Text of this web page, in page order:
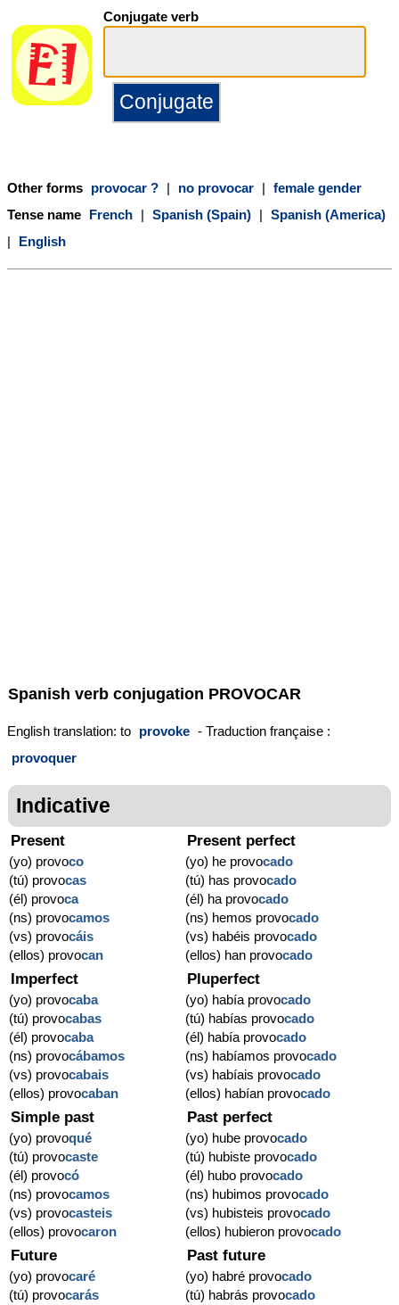
Conjugate verb
Other forms provocar ? | no provocar | female gender
Tense name French | Spanish (Spain) | Spanish (America)
|
English
Spanish verb conjugation PROVOCAR
English translation: to provoke - Traduction française :
provoquer
Indicative
Present
(yo) provoco
(tú) provocas
(él) provoca
(ns) provocamos
(vs) provocáis
(ellos) provocan
Present perfect
(yo) he provocado
(tú) has provocado
(él) ha provocado
(ns) hemos provocado
(vs) habéis provocado
(ellos) han provocado
Imperfect
(yo) provocaba
(tú) provocabas
(él) provocaba
(ns) provocábamos
(vs) provocabais
(ellos) provocaban
Pluperfect
(yo) había provocado
(tú) habías provocado
(él) había provocado
(ns) habíamos provocado
(vs) habíais provocado
(ellos) habían provocado
Simple past
(yo) provoqué
(tú) provocaste
(él) provocó
(ns) provocamos
(vs) provocasteis
(ellos) provocaron
Past perfect
(yo) hube provocado
(tú) hubiste provocado
(él) hubo provocado
(ns) hubimos provocado
(vs) hubisteis provocado
(ellos) hubieron provocado
Future
(yo) provocaré
(tú) provocarás
Past future
(yo) habré provocado
(tú) habrás provocado